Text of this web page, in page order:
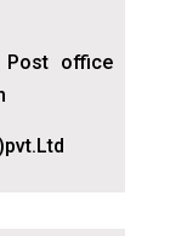
Post office